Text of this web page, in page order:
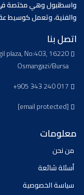
واسطنبول وهي مختصة في
والفنية، وتعمل كوسيط
اتصل بنا
plaza, No:403, 16220
Osmangazi/Bursa
+905 343 240 017
[email protected]
معلومات
من نحن
أسئلة شائعة
سياسة الخصوصية